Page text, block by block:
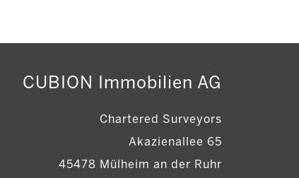
CUBION Immobilien AG
Chartered Surveyors
Akazienallee 65
45478 Mülheim an der Ruhr